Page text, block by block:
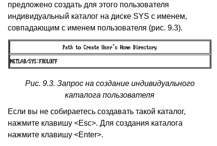
предложено создать для этого пользователя
индивидуальный каталог на диске SYS с именем,
совпадающим с именем пользователя (рис. 9.3).
Рис. 9.3. Запрос на создание индивидуального
каталога пользователя
Если вы не собираетесь создавать такой каталог,
нажмите клавишу <Esc>. Для создания каталога
нажмите клавишу <Enter>.